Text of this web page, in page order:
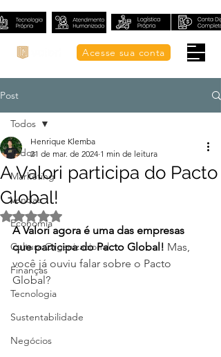
Acesse sua conta
Post
Todos
Marketing
Vendas
Economia
Cultura Organizacional
Finanças
Tecnologia
Sustentabilidade
Negócios
Todos
A Valori participa do Pacto
Global!
Henrique Klemba
21 de mar. de 2024 1 min de leitura
Avaliado com NaN de 5 estrelas.
A Valori agora é uma das empresas
que participa do Pacto Global! Mas,
você já ouviu falar sobre o Pacto
Global?